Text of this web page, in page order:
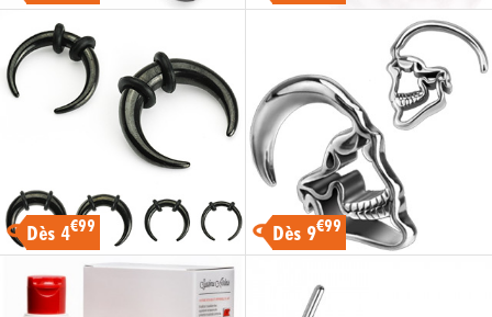
Dès 4€99 Dès 9€99